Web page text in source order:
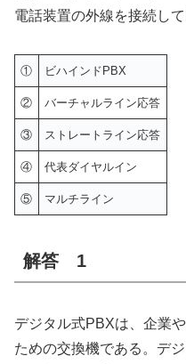
電話装置の外線を接続して
① ビハインドPBX
② バーチャルライン応答
③ ストレートライン応答
④ 代表ダイヤルイン
⑤ マルチライン
解答 1
デジタル式PBXは、企業
ための交換機である。デ